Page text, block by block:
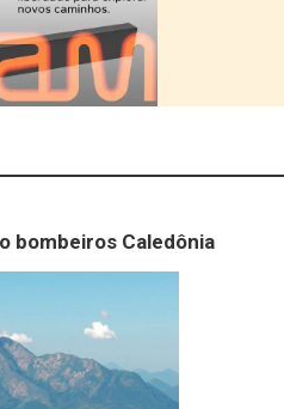
bombeiros Caledônia